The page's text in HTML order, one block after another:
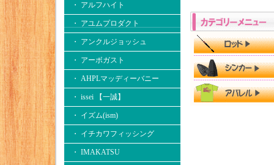
・ アルフハイト
・ アユムプロダクト
・ アンクルジョッシュ
・ アーボガスト
・ AHPLマッディーバニー
・ issei 【一誠】
・ イズム(ism)
・ イチカワフィッシング
・ IMAKATSU